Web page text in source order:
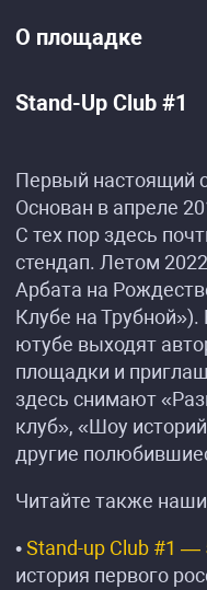
О площадке
Stand-Up Club #1
Первый настоящий
Основан в апреле
С тех пор здесь
стендап. Летом
Арбата на
Клубе на
ютубе выходят
площадки и
здесь снимают
клуб», «Шоу
другие
Читайте также
•Stand-up Club #1 —
история первого